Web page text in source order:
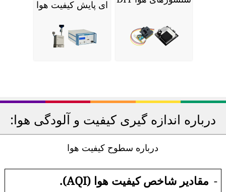
ای پایش کیفیت هوا
درباره اندازه گیری کیفیت و آلودگی هوا:
درباره سطوح کیفیت هوا
- مقادیر شاخص کیفیت هوا (AQI).